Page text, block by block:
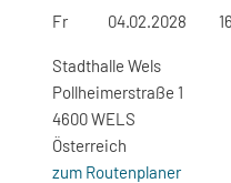
Fr 04.02.2028
Stadthalle Wels
Pollheimerstraße 1
4600 WELS
Österreich
zum Routenplaner